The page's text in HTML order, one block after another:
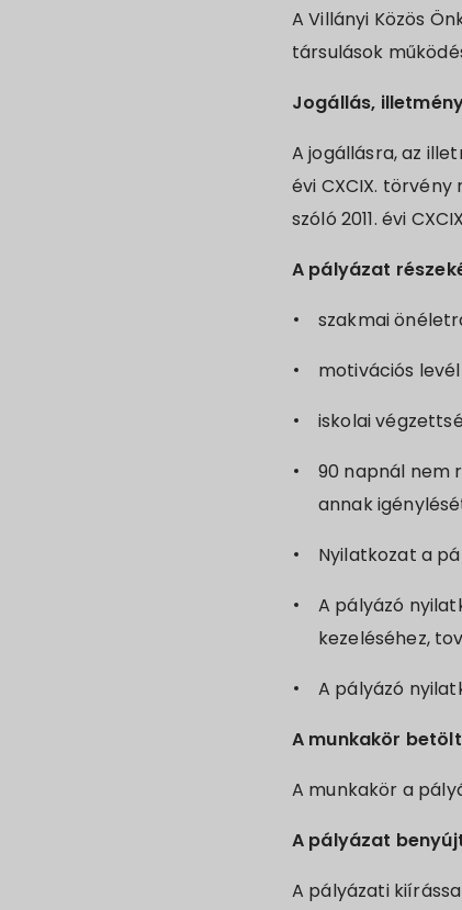
A Villányi Közös
társulások
Jogállás,
A jogállásra, az
évi CXCIX.
szóló 2011. évi
A pályázat
szakmai
motivációs levél
iskolai
90 napnál nem
annak
Nyilatkozat a
A pályázó
kezeléséhez,
A pályázó
A munkakör
A munkakör a
A pályázat
A pályázati